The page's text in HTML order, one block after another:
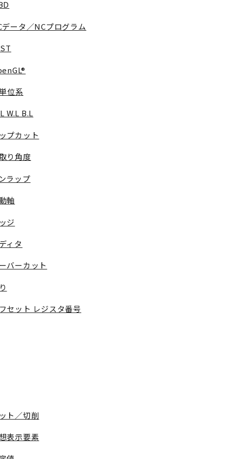
データ／NCプログラム
位系
W.L B.L
プカット
り角度
ラップ
軸
ジ
ィタ
バーカット
セット レジスタ番号
ト／切削
表示要素